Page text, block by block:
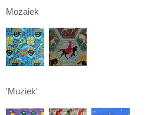
Mozaiek
'Muziek'